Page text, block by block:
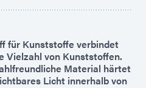
für Kunststoffe verbindet
Vielzahl von Kunststoffen.
Material härtet
Licht innerhalb von